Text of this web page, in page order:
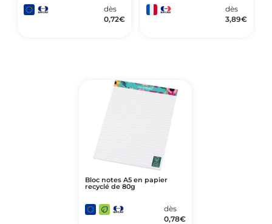
dès
0,72€
dès
3,89€
Bloc notes A5 en papier
recyclé de 80g
dès
0,78€